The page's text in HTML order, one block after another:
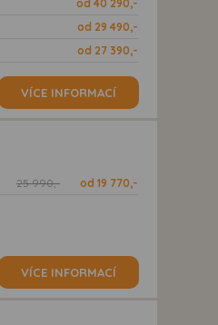
od 40 290,-
od 29 490,-
od 27 390,-
VÍCE INFORMACÍ
25 990,- od 19 770,-
VÍCE INFORMACÍ